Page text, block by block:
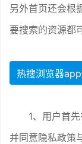
另外首页还会根
要搜索的资源都
热搜浏览器
1、用户首
并同意隐私政策